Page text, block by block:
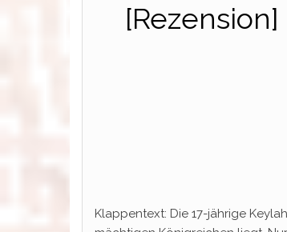
Klappentext: Die 17-jährige